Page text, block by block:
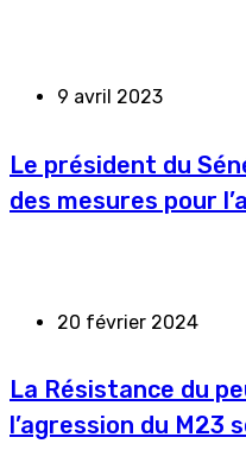
9 avril 2023
Le président du
des mesures pour
20 février 2024
La Résistance du
l’agression du M23